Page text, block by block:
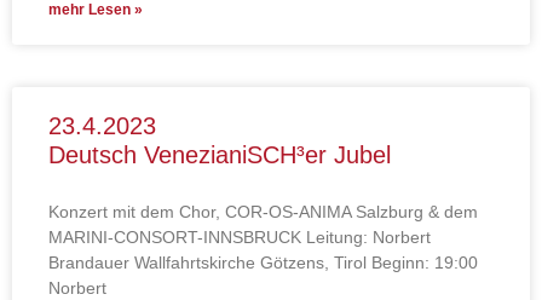
mehr Lesen »
23.4.2023
Deutsch VenezianiSCH³er Jubel
Konzert mit dem Chor, COR-OS-ANIMA Salzburg & dem
MARINI-CONSORT-INNSBRUCK Leitung: Norbert
Brandauer Wallfahrtskirche Götzens, Tirol Beginn: 19:00
Norbert